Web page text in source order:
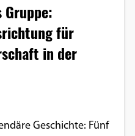
für
in der
Geschichte: Fünf